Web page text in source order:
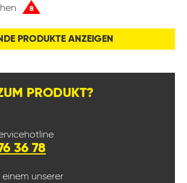
B
PRODUKTE ANZEIGEN
PRODUKT?
36 78
unserer